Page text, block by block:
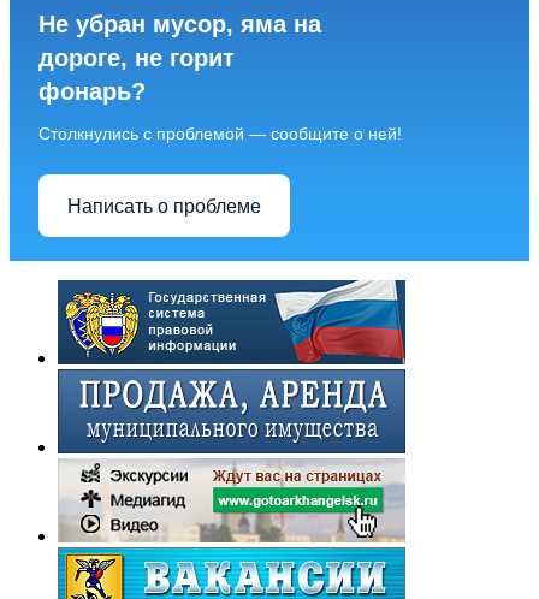
Не убран мусор, яма на
дороге, не горит
фонарь?
Столкнулись с проблемой — сообщите о ней!
Написать о проблеме